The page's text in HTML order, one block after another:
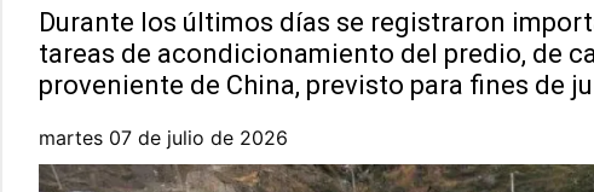
Durante los últimos días se registraron
tareas de acondicionamiento del predio, de
proveniente de China, previsto para fines de
martes 07 de julio de 2026